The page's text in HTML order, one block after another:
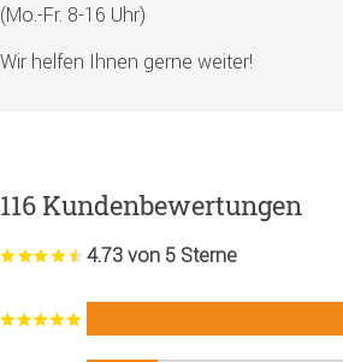
(Mo.-Fr. 8-16 Uhr)
Wir helfen Ihnen gerne weiter!
116 Kundenbewertungen
4.73 von 5 Sterne